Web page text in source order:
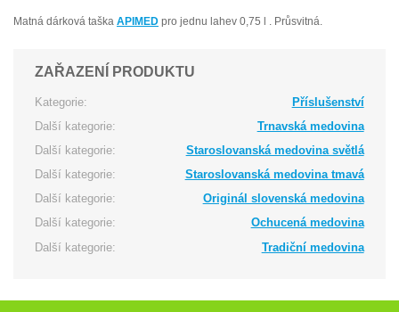
Matná dárková taška APIMED pro jednu lahev 0,75 l . Průsvitná.
ZAŘAZENÍ PRODUKTU
Kategorie:
Příslušenství
Další kategorie:
Trnavská medovina
Další kategorie:
Staroslovanská medovina světlá
Další kategorie:
Staroslovanská medovina tmavá
Další kategorie:
Originál slovenská medovina
Další kategorie:
Ochucená medovina
Další kategorie:
Tradiční medovina